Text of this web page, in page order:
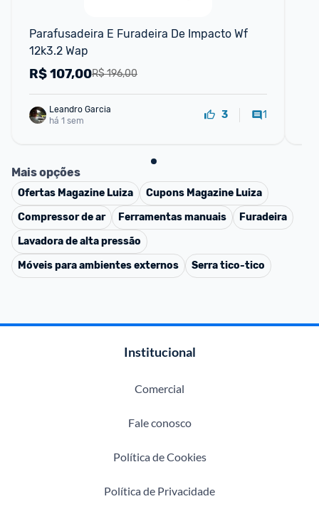
Parafusadeira E Furadeira De Impacto Wf
12k3.2 Wap
R$ 196,00
R$107,00
Leandro Garcia
há 1 sem
3 1
Mais opções
Ofertas Magazine Luiza Cupons Magazine Luiza
Compressor de ar
Ferramentas manuais
Furadeira
Lavadora de alta pressão
Móveis para ambientes externos
Serra tico-tico
Institucional
Comercial
Fale conosco
Política de Cookies
Política de Privacidade